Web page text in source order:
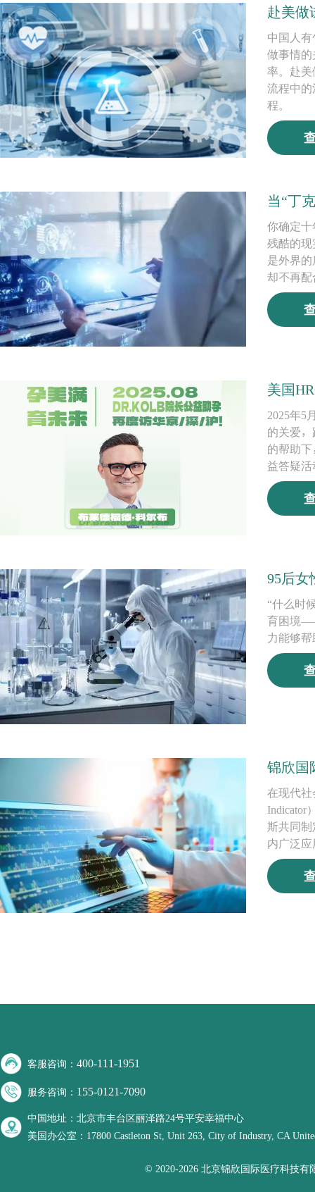
赴美做
中国人
做事情的
率。赴美
流程中的
程。
当“丁
你确定十
残酷的现
是外界
却不再配
美国
2025年5
的关爱
的帮助
益答疑活
95后女
“什么时
育困境
力能够
锦欣国
在现代社
Indicator
斯共同制
内广泛
客服咨询：400-111-1951
服务咨询： 155-0121-7090
中国地址：北京市丰台区丽泽路24号平安幸福中心
美国办公室：17800 Castleton St, Unit 263, City of Industry, CA
© 2020-2026 北京锦欣国际医疗科